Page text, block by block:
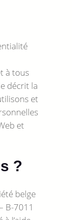
à tous
décrit la
et
et
?
belge
B-7011